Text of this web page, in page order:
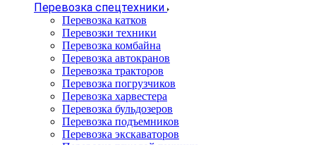
Перевозка спецтехники
Перевозка катков
Перевозки техники
Перевозка комбайна
Перевозка автокранов
Перевозка тракторов
Перевозка погрузчиков
Перевозка харвестера
Перевозка бульдозеров
Перевозка подъемников
Перевозка экскаваторов